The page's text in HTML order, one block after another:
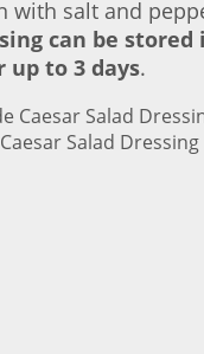
with salt and
can be stored
to 3 days.
Salad